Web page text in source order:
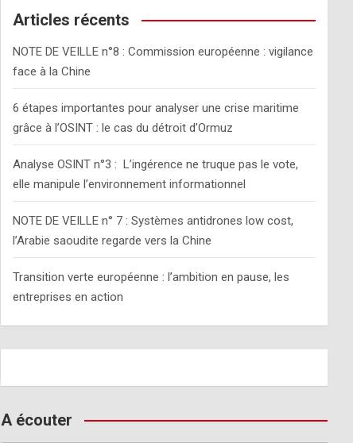
c
Articles récents
NOTE DE VEILLE n°8 : Commission européenne : vigilance
face à la Chine
6 étapes importantes pour analyser une crise maritime
grâce à l’OSINT : le cas du détroit d’Ormuz
Analyse OSINT n°3 : L’ingérence ne truque pas le vote,
elle manipule l’environnement informationnel
NOTE DE VEILLE n° 7 : Systèmes antidrones low cost,
l’Arabie saoudite regarde vers la Chine
Transition verte européenne : l’ambition en pause, les
entreprises en action
A écouter